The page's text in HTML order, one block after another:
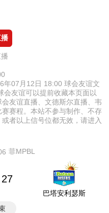
年07月12日 18:00 球会友谊文
会友谊可以提前收藏本页面以
友谊直播、文德斯尔直播、韦
赛程。本站不参与制作、不存
者以上信号位都无效，请进入
菲MPBL
27
巴塔安利瑟斯